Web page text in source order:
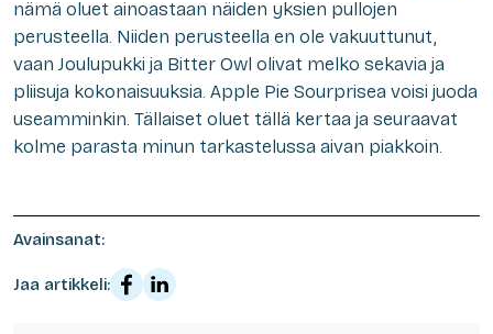
nämä oluet ainoastaan näiden yksien pullojen
perusteella. Niiden perusteella en ole vakuuttunut,
vaan Joulupukki ja Bitter Owl olivat melko sekavia ja
pliisuja kokonaisuuksia. Apple Pie Sourprisea voisi juoda
useamminkin. Tällaiset oluet tällä kertaa ja seuraavat
kolme parasta minun tarkastelussa aivan piakkoin.
Avainsanat:
Jaa artikkeli: